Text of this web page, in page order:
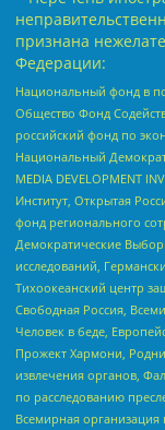
признана
Федерации:
Национальный фонд в
Общество Фонд
российский фонд по
Национальный
MEDIA DEVELOPMENT
Институт, Открытая
фонд регионального
Демократические
исследований,
Тихоокеанский центр
Свободная Россия,
Человек в беде,
Прожект Хармони,
извлечения органов,
по расследованию
Всемирная организация